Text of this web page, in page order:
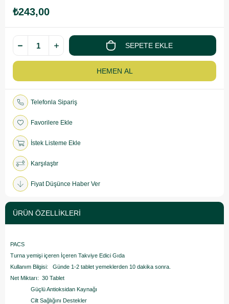
₺243,00
Telefonla Sipariş
Favorilere Ekle
İstek Listeme Ekle
Karşılaştır
Fiyat Düşünce Haber Ver
ÜRÜN ÖZELLIKLERI
PACS
Turna yemişi içeren İçeren Takviye Edici Gıda
Kullanım Bilgisi: Günde 1-2 tablet yemeklerden 10 dakika sonra.
Net Miktarı: 30 Tablet
Güçlü Antioksidan Kaynağı
Cilt Sağlığını Destekler